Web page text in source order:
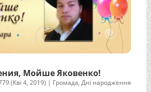
Мойше Яковенко!
(Кві 4, 2019) | Громада,Дні народження